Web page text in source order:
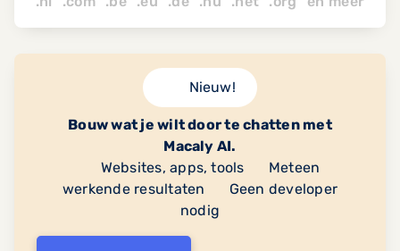
Nieuw!
Bouw wat je wilt door te chatten met
Macaly AI.
Websites, apps, tools
Meteen
werkende resultaten
Geen developer
nodig